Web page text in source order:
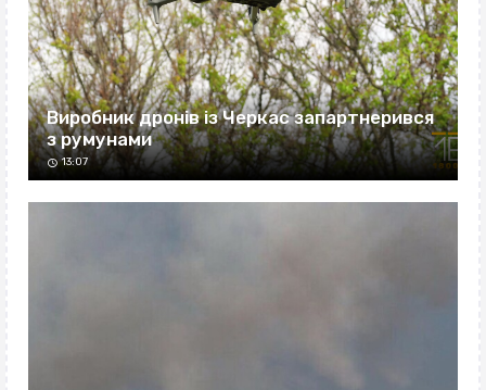
Виробник дронів із Черкас запартнерився
з румунами
13:07